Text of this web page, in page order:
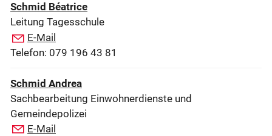
Schmid Béatrice
Leitung Tagesschule
E-Mail
Telefon: 079 196 43 81
Schmid Andrea
Sachbearbeitung Einwohnerdienste und
Gemeindepolizei
E-Mail